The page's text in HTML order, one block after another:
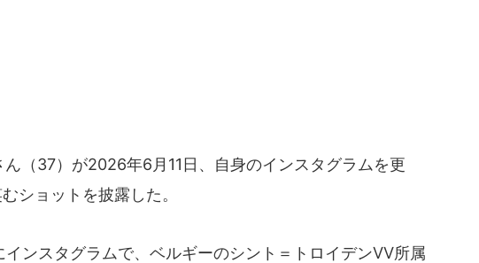
（37）が2026年6月11日、自身のインスタグラムを更
ショットを披露した。
ンスタグラムで、ベルギーのシント＝トロイデンVV所属